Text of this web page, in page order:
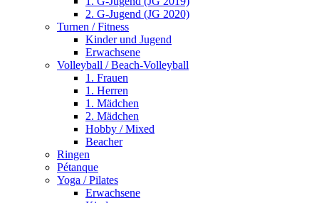
2. G-Jugend (JG 2020)
Turnen / Fitness
Kinder und Jugend
Erwachsene
Volleyball / Beach-Volleyball
1. Frauen
1. Herren
1. Mädchen
2. Mädchen
Hobby / Mixed
Beacher
Ringen
Pétanque
Yoga / Pilates
Erwachsene